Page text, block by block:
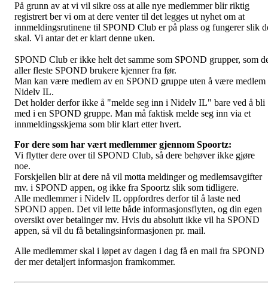
På grunn av at vi vil sikre oss at alle nye medlemmer blir riktig
registrert ber vi om at dere venter til det legges ut nyhet om at
innmeldingsrutinene til SPOND Club er på plass og fungerer slik
skal. Vi antar det er klart denne uken.
SPOND Club er ikke helt det samme som SPOND grupper, som
aller fleste SPOND brukere kjenner fra før.
Man kan være medlem av en SPOND gruppe uten å være medlem
Nidelv IL.
Det holder derfor ikke å "melde seg inn i Nidelv IL" bare ved å bli
med i en SPOND gruppe. Man må faktisk melde seg inn via et
innmeldingsskjema som blir klart etter hvert.
For dere som har vært medlemmer gjennom Spoortz:
Vi flytter dere over til SPOND Club, så dere behøver ikke gjøre
noe.
Forskjellen blir at dere nå vil motta meldinger og medlemsavgifter
mv. i SPOND appen, og ikke fra Spoortz slik som tidligere.
Alle medlemmer i Nidelv IL oppfordres derfor til å laste ned
SPOND appen. Det vil lette både informasjonsflyten, og din egen
oversikt over betalinger mv. Hvis du absolutt ikke vil ha SPOND
appen, så vil du få betalingsinformasjonen pr. mail.
Alle medlemmer skal i løpet av dagen i dag få en mail fra SPOND
der mer detaljert informasjon framkommer.